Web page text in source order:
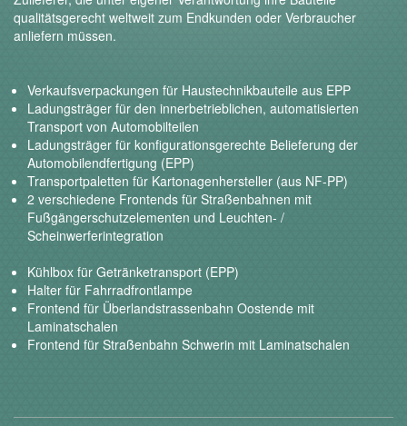
qualitätsgerecht weltweit zum Endkunden oder Verbraucher
anliefern müssen.
Verkaufsverpackungen für Haustechnikbauteile aus EPP
Ladungsträger für den innerbetrieblichen, automatisierten
Transport von Automobilteilen
Ladungsträger für konfigurationsgerechte Belieferung der
Automobilendfertigung (EPP)
Transportpaletten für Kartonagenhersteller (aus NF-PP)
2 verschiedene Frontends für Straßenbahnen mit
Fußgängerschutzelementen und Leuchten- /
Scheinwerferintegration
Kühlbox für Getränketransport (EPP)
Halter für Fahrradfrontlampe
Frontend für Überlandstrassenbahn Oostende mit
Laminatschalen
Frontend für Straßenbahn Schwerin mit Laminatschalen